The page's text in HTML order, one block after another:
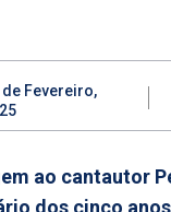
de Fevereiro,
ao cantautor
dos cinco